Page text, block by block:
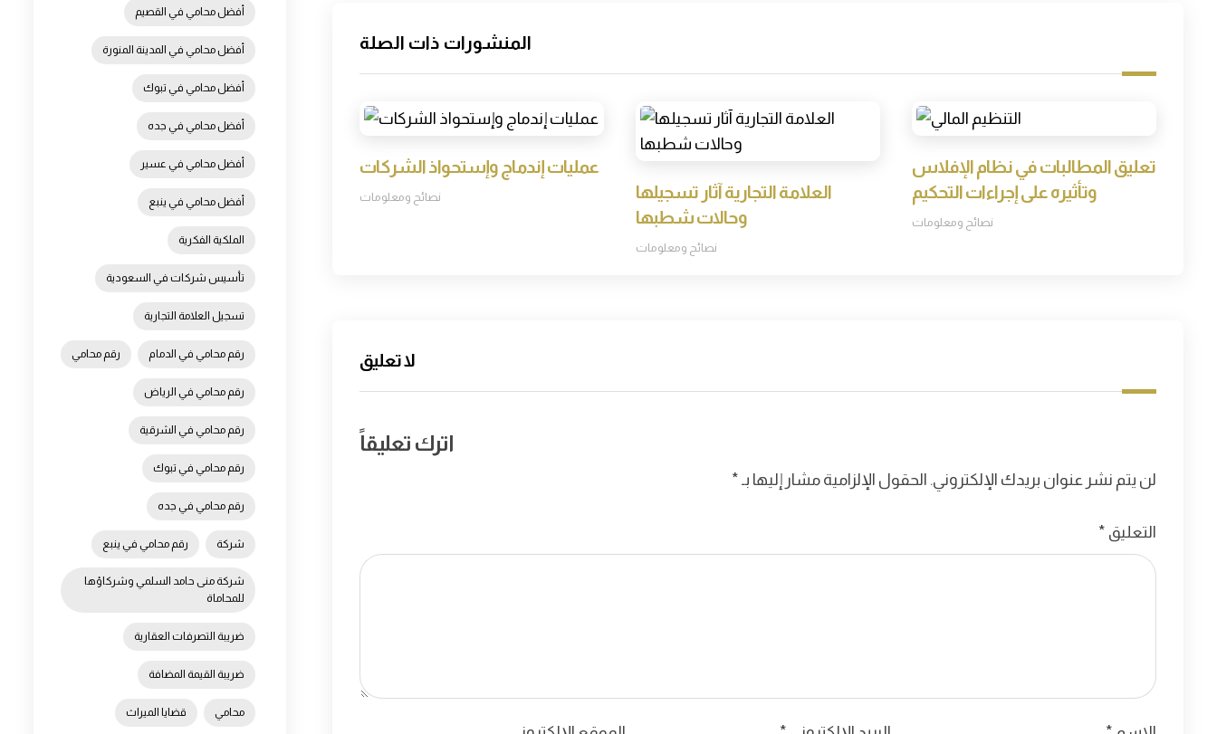
المنشورات ذات الصلة
تعليق المطالبات في نظام الإفلاس
وتأثيره على إجراءات التحكيم
نصائح ومعلومات
العلامة التجارية آثار تسجيلها
وحالات شطبها
نصائح ومعلومات
عمليات إندماج وإستحواذ الشركات
نصائح ومعلومات
لا تعليق
اترك تعليقاً
لن يتم نشر عنوان بريدك الإلكتروني. الحقول الإلزامية مشار إليها بـ *
التعليق *
أفضل محامي في القصيم
أفضل محامي في المدينة المنورة
أفضل محامي في تبوك
أفضل محامي في جده
أفضل محامي في عسير
أفضل محامي في ينبع
الملكية الفكرية
تأسيس شركات في السعودية
تسجيل العلامة التجارية
رقم محامي رقم محامي في الدمام
رقم محامي في الرياض
رقم محامي في الشرقية
رقم محامي في تبوك
رقم محامي في جده
رقم محامي في ينبع شركة
شركة منى حامد السلمي وشركاؤها
للمحاماة
ضريبة التصرفات العقارية
ضريبة القيمة المضافة
قضايا الميراث محامي